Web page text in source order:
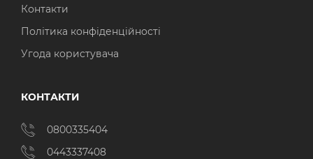
Контакти
Політика конфіденційності
Угода користувача
КОНТАКТИ
0800335404
0443337408